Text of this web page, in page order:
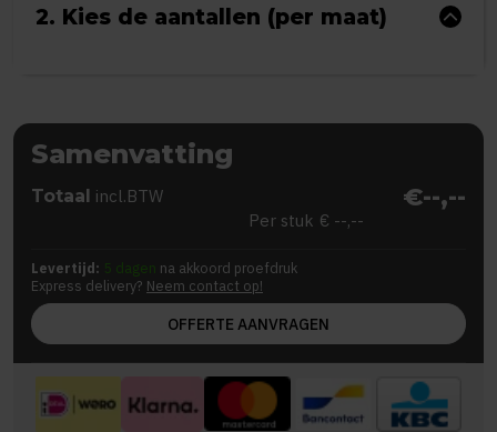
2. Kies de aantallen (per maat)
Samenvatting
Totaal incl.BTW €--,--
Per stuk € --,--
Levertijd: 5 dagen na akkoord proefdruk
Express delivery? Neem contact op!
OFFERTE AANVRAGEN